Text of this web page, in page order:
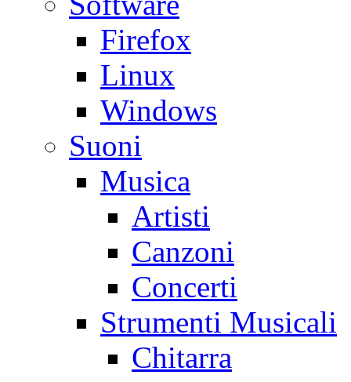
Firefox
Linux
Windows
Suoni
Musica
Artisti
Canzoni
Concerti
Strumenti Musicali
Chitarra